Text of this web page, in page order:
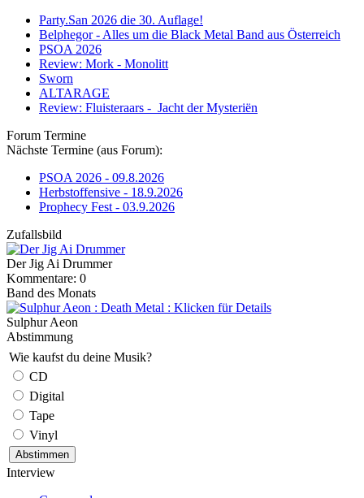
Party.San 2026 die 30. Auflage!
Belphegor - Alles um die Black Metal Band aus Österreich
PSOA 2026
Review: Mork - Monolitt
Sworn
ALTARAGE
Review: Fluisteraars - Jacht der Mysteriën
Forum Termine
Nächste Termine (aus Forum):
PSOA 2026 - 09.8.2026
Herbstoffensive - 18.9.2026
Prophecy Fest - 03.9.2026
Zufallsbild
Der Jig Ai Drummer
Kommentare: 0
Band des Monats
Sulphur Aeon
Abstimmung
Wie kaufst du deine Musik?
CD
Digital
Tape
Vinyl
Interview